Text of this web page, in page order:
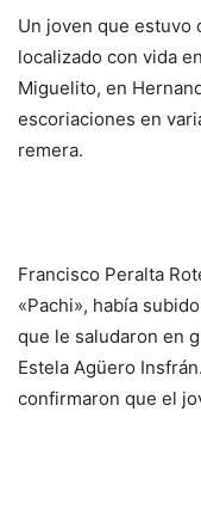
Un joven que estuvo
localizado con vida
Miguelito, en
escoriaciones en
remera.
Francisco Peralta
«Pachi», había
que le saludaron en
Estela Agüero
confirmaron que el